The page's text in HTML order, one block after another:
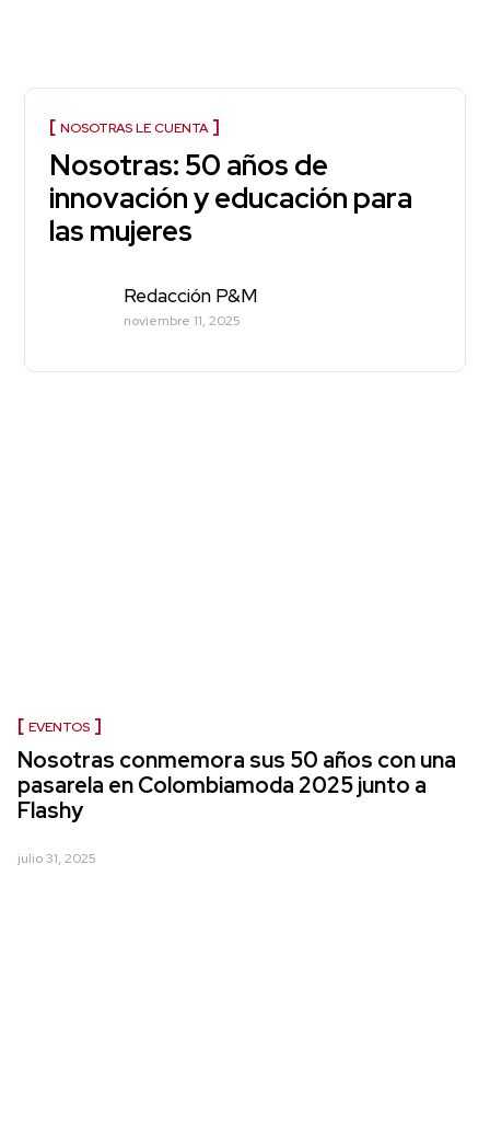
NOSOTRAS LE CUENTA
Nosotras: 50 años de
innovación y educación para
las mujeres
Redacción P&M
noviembre 11, 2025
EVENTOS
Nosotras conmemora sus 50 años con una
pasarela en Colombiamoda 2025 junto a
Flashy
julio 31, 2025